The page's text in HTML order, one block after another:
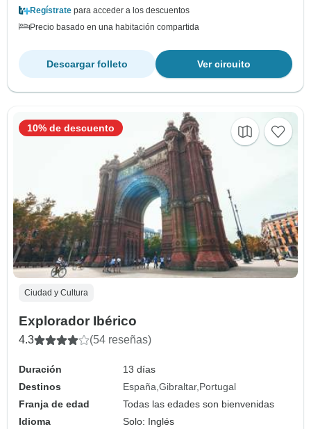
Regístrate para acceder a los descuentos
Precio basado en una habitación compartida
Ver circuito
Descargar folleto
Ciudad y Cultura
Explorador Ibérico
4.3 (54 reseñas)
Duración
13 días
Destinos
España Gibraltar Portugal
Franja de edad
Todas las edades son bienvenidas
Idioma
Solo: Inglés
10% de descuento